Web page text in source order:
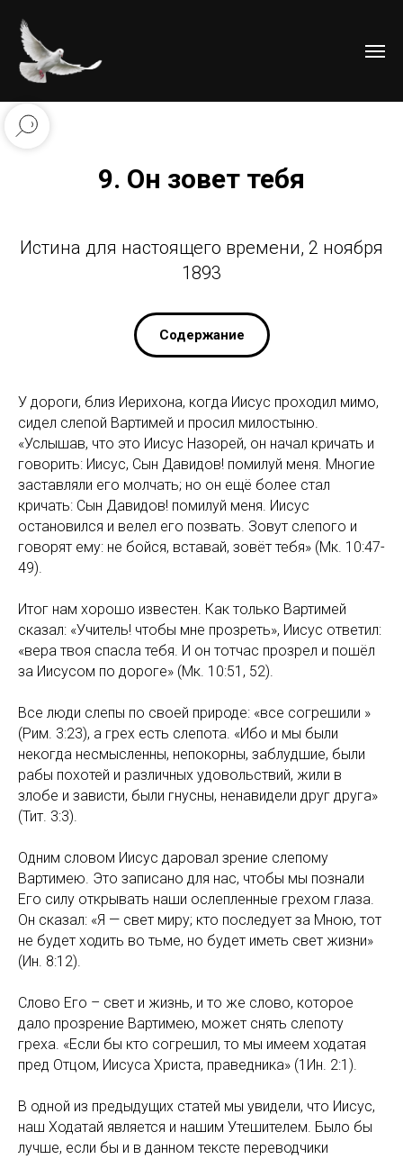
9. Он зовет тебя
Истина для настоящего времени, 2 ноября
1893
Содержание
У дороги, близ Иерихона, когда Иисус проходил мимо,
сидел слепой Вартимей и просил милостыню.
«Услышав, что это Иисус Назорей, он начал кричать и
говорить: Иисус, Сын Давидов! помилуй меня. Многие
заставляли его молчать; но он ещё более стал
кричать: Сын Давидов! помилуй меня. Иисус
остановился и велел его позвать. Зовут слепого и
говорят ему: не бойся, вставай, зовёт тебя» (Мк. 10:47-
49).
Итог нам хорошо известен. Как только Вартимей
сказал: «Учитель! чтобы мне прозреть», Иисус ответил:
«вера твоя спасла тебя. И он тотчас прозрел и пошёл
за Иисусом по дороге» (Мк. 10:51, 52).
Все люди слепы по своей природе: «все согрешили »
(Рим. 3:23), а грех есть слепота. «Ибо и мы были
некогда несмысленны, непокорны, заблудшие, были
рабы похотей и различных удовольствий, жили в
злобе и зависти, были гнусны, ненавидели друг друга»
(Тит. 3:3).
Одним словом Иисус даровал зрение слепому
Вартимею. Это записано для нас, чтобы мы познали
Его силу открывать наши ослепленные грехом глаза.
Он сказал: «Я — свет миру; кто последует за Мною, тот
не будет ходить во тьме, но будет иметь свет жизни»
(Ин. 8:12).
Слово Его – свет и жизнь, и то же слово, которое
дало прозрение Вартимею, может снять слепоту
греха. «Если бы кто согрешил, то мы имеем ходатая
пред Отцом, Иисуса Христа, праведника» (1Ин. 2:1).
В одной из предыдущих статей мы увидели, что Иисус,
наш Ходатай является и нашим Утешителем. Было бы
лучше, если бы и в данном тексте переводчики